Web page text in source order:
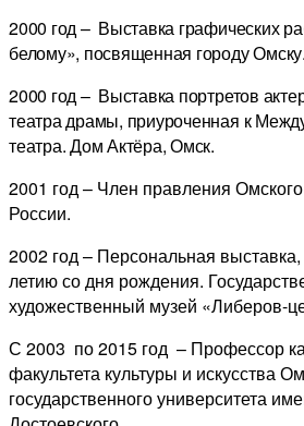
2000 год – Выставка графических
белому», посвященная городу
2000 год – Выставка портретов
театра драмы, приуроченная к
театра. Дом Актёра, Омск.
2001 год – Член правления
России.
2002 год – Персональная
летию со дня рождения.
художественный музей «Либеров-
С 2003 по 2015 год – Профессор
факультета культуры и искусства
государственного университета